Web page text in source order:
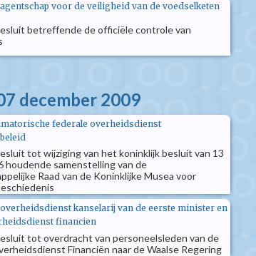
voor de veiligheid van de voedselketen
betreffende de officiële controle van
december 2009
federale overheidsdienst
tot wijziging van het koninklijk besluit van 13
houdende samenstelling van de
Raad van de Koninklijke Musea voor
kanselarij van de eerste minister en
financien
tot overdracht van personeelsleden van de
Financiën naar de Waalse Regering